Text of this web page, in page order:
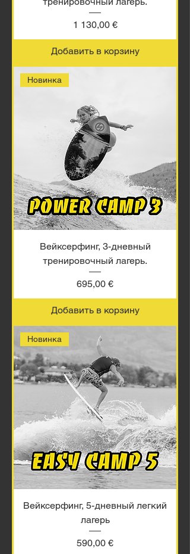
Цена
1 130,00 €
Добавить в корзину
Новинка
Вейксерфинг, 3-дневный
тренировочный лагерь.
Цена
695,00 €
Добавить в корзину
Новинка
Вейксерфинг, 5-дневный легкий
лагерь
Цена
590,00 €